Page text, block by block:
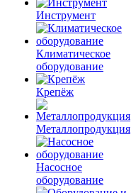
Инструмент
Климатическое
оборудование
Крепёж
Металлопродукция
Насосное
оборудование